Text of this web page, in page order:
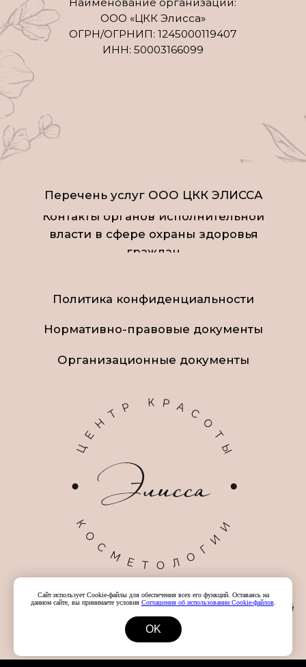
Сайт использует Cookie-файлы для обеспечения всех его функций. Оставаясь на
данном сайте, вы принимаете условия Соглашения об использовании Cookie-файлов.
OK